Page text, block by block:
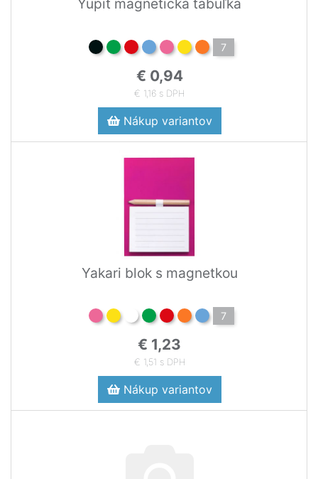
Yupit magnetická tabuľka
7
€ 0,94
€ 1,16 s DPH
Nákup variantov
Yakari blok s magnetkou
7
€ 1,23
€ 1,51 s DPH
Nákup variantov